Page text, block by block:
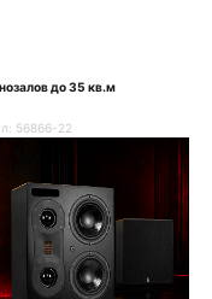
до 35 кв.м
56866-22